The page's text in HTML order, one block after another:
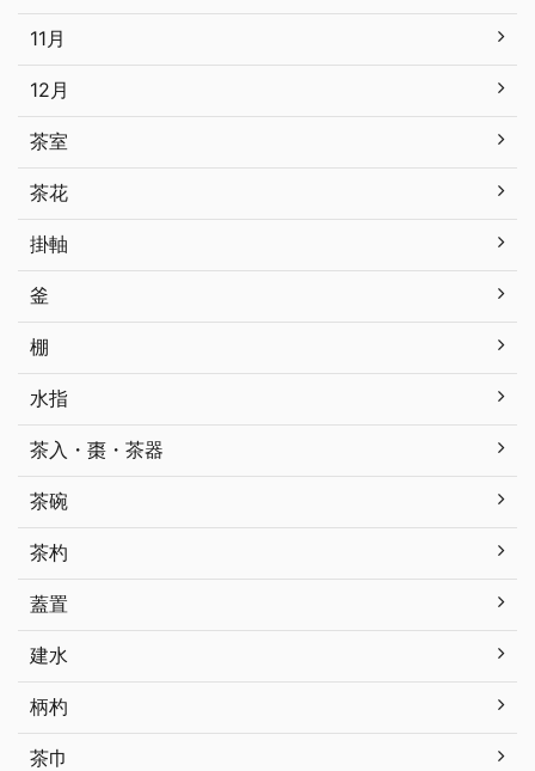
11月
12月
茶室
茶花
掛軸
釜
棚
水指
茶入・棗・茶器
茶碗
茶杓
蓋置
建水
柄杓
茶巾